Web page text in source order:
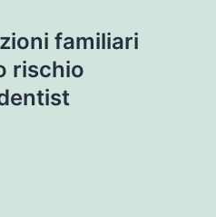
familiari
rischio